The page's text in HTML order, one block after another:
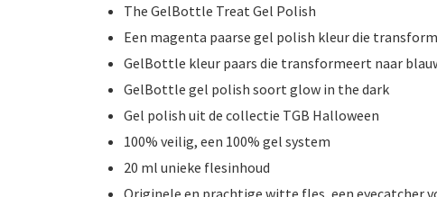
The GelBottle Treat Gel Polish
Een magenta paarse gel polish kleur die
GelBottle kleur paars die transformeert naar
GelBottle gel polish soort glow in the dark
Gel polish uit de collectie TGB Halloween
100% veilig, een 100% gel system
20 ml unieke flesinhoud
Originele en prachtige witte fles, een eyecatcher